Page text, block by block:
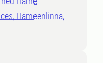
Hämeenlinna,